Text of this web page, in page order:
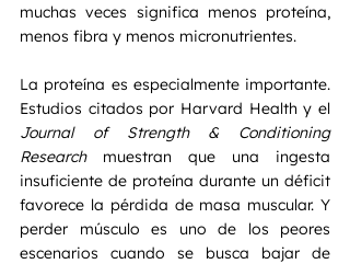
muchas veces significa menos proteína,
menos fibra y menos micronutrientes.
La proteína es especialmente importante.
Journal of Strength & Conditioning
Research muestran que una ingesta
insuficiente de proteína durante un déficit
favorece la pérdida de masa muscular. Y
perder músculo es uno de los peores
escenarios cuando se busca bajar de